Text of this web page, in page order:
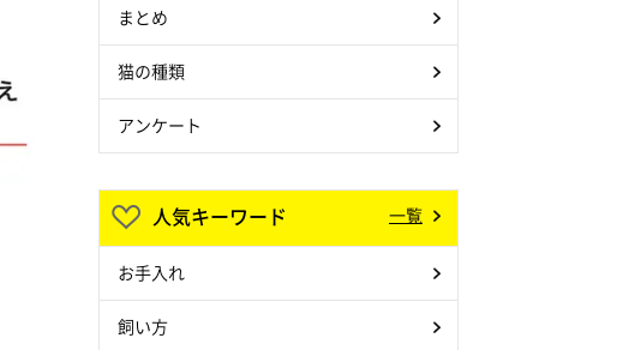
まとめ
猫の種類
アンケート
人気キーワード 一覧
お手入れ
飼い方